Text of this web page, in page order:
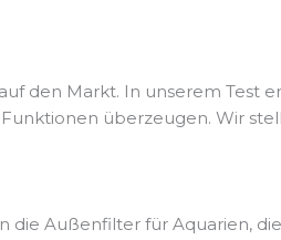
den Markt. In unserem Test
überzeugen. Wir
Außenfilter für Aquarien,